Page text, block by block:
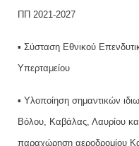
ΠΠ 2021-2027
▪ Σύσταση Εθνικού
Υπερταμείου
▪ Υλοποίηση σημαντικών
Βόλου, Καβάλας, Λαυρίου
παραχώρηση αεροδρομίου